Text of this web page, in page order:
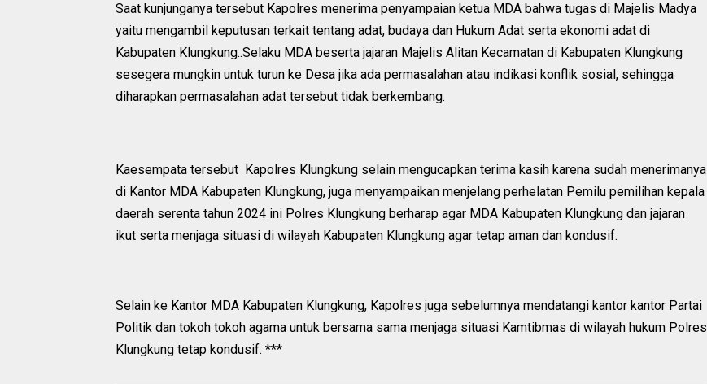
Saat kunjunganya tersebut Kapolres menerima penyampaian ketua MDA bahwa tugas di Majelis Madya
yaitu mengambil keputusan terkait tentang adat, budaya dan Hukum Adat serta ekonomi adat di
Kabupaten Klungkung..Selaku MDA beserta jajaran Majelis Alitan Kecamatan di Kabupaten Klungkung
sesegera mungkin untuk turun ke Desa jika ada permasalahan atau indikasi konflik sosial, sehingga
diharapkan permasalahan adat tersebut tidak berkembang.
Kaesempata tersebut Kapolres Klungkung selain mengucapkan terima kasih karena sudah menerimanya
di Kantor MDA Kabupaten Klungkung, juga menyampaikan menjelang perhelatan Pemilu pemilihan kepala
daerah serenta tahun 2024 ini Polres Klungkung berharap agar MDA Kabupaten Klungkung dan jajaran
ikut serta menjaga situasi di wilayah Kabupaten Klungkung agar tetap aman dan kondusif.
Selain ke Kantor MDA Kabupaten Klungkung, Kapolres juga sebelumnya mendatangi kantor kantor Partai
Politik dan tokoh tokoh agama untuk bersama sama menjaga situasi Kamtibmas di wilayah hukum Polres
Klungkung tetap kondusif. ***